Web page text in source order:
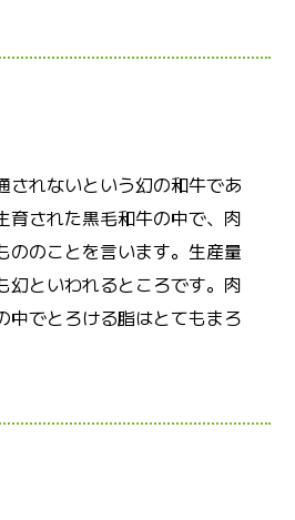
されないという幻の和牛であ
育された黒毛和牛の中で、肉
ののことを言います。生産量
幻といわれるところです。肉
中でとろける脂はとてもまろ